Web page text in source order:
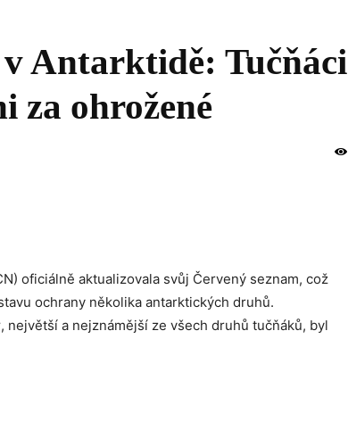
Antarktidě: Tučňáci
za ohrožené
oficiálně aktualizovala svůj Červený seznam, což
ochrany několika antarktických druhů.
, největší a nejznámější ze všech druhů tučňáků, byl